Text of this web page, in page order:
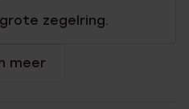
zegelring.
meer